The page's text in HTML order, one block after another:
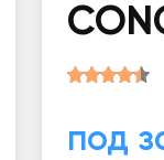
под